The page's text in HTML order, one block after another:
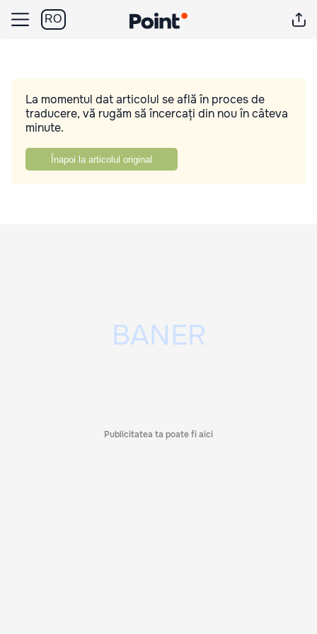
RO
La momentul dat articolul se află în proces de
traducere, vă rugăm să încercați din nou în câteva
minute.
Înapoi la articolul original
Publicitatea ta poate fi aici